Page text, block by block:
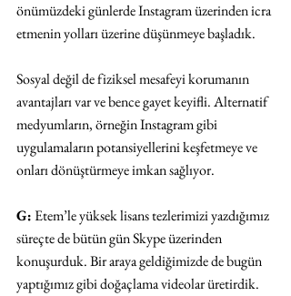
önümüzdeki günlerde Instagram üzerinden icra
etmenin yolları üzerine düşünmeye başladık.
Sosyal değil de fiziksel mesafeyi korumanın
avantajları var ve bence gayet keyifli. Alternatif
medyumların, örneğin Instagram gibi
uygulamaların potansiyellerini keşfetmeye ve
onları dönüştürmeye imkan sağlıyor.
G: Etem’le yüksek lisans tezlerimizi yazdığımız
süreçte de bütün gün Skype üzerinden
konuşurduk. Bir araya geldiğimizde de bugün
yaptığımız gibi doğaçlama videolar üretirdik.